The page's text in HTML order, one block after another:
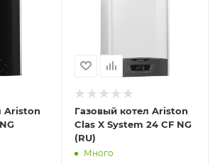
Ariston
Газовый котел Ariston
Clas X System 24 CF NG
(RU)
Много